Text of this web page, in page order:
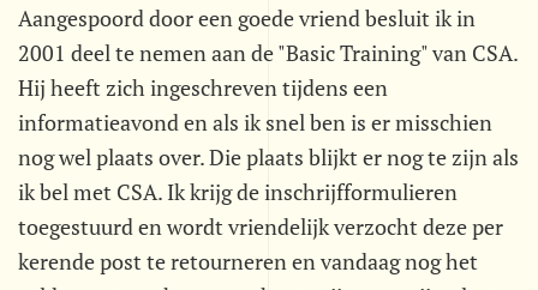
Aangespoord door een goede vriend besluit ik in
2001 deel te nemen aan de "Basic Training" van CSA.
Hij heeft zich ingeschreven tijdens een
informatieavond en als ik snel ben is er misschien
nog wel plaats over. Die plaats blijkt er nog te zijn als
ik bel met CSA. Ik krijg de inschrijfformulieren
toegestuurd en wordt vriendelijk verzocht deze per
kerende post te retourneren en vandaag nog het